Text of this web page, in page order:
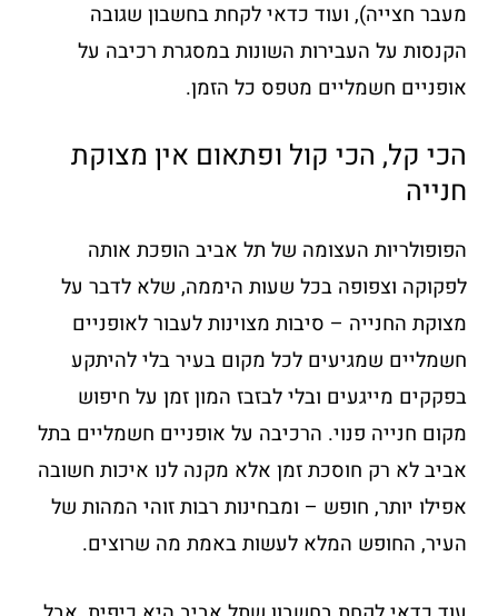
מעבר חצייה), ועוד כדאי לקחת בחשבון שגובה
הקנסות על העבירות השונות במסגרת רכיבה על
אופניים חשמליים מטפס כל הזמן.
הכי קל, הכי קול ופתאום אין מצוקת
חנייה
הפופולריות העצומה של תל אביב הופכת אותה
לפקוקה וצפופה בכל שעות היממה, שלא לדבר על
מצוקת החנייה – סיבות מצוינות לעבור לאופניים
חשמליים שמגיעים לכל מקום בעיר בלי להיתקע
בפקקים מייגעים ובלי לבזבז המון זמן על חיפוש
מקום חנייה פנוי. הרכיבה על אופניים חשמליים בתל
אביב לא רק חוסכת זמן אלא מקנה לנו איכות חשובה
אפילו יותר, חופש – ומבחינות רבות זוהי המהות של
העיר, החופש המלא לעשות באמת מה שרוצים.